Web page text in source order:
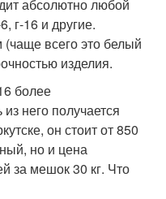
абсолютно любой
г-16 и другие.
(чаще всего это белый
изделия.
более
него получается
он стоит от 850
но и цена
за мешок 30 кг. Что